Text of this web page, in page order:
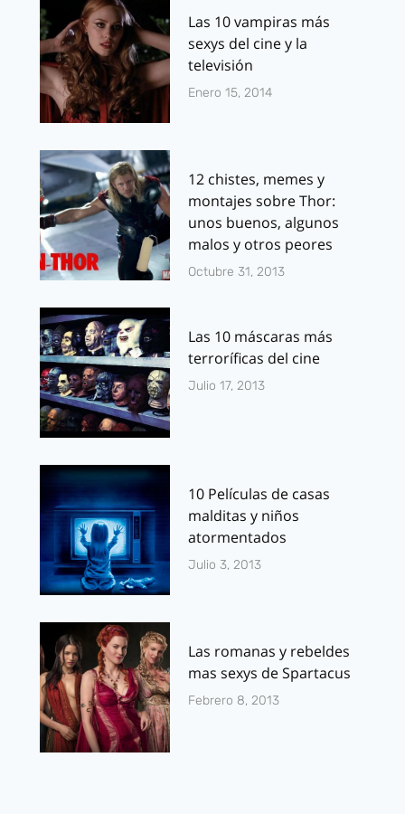
Las 10 vampiras más
sexys del cine y la
televisión
Enero 15, 2014
12 chistes, memes y
montajes sobre Thor:
unos buenos, algunos
malos y otros peores
Octubre 31, 2013
Las 10 máscaras más
terroríficas del cine
Julio 17, 2013
10 Películas de casas
malditas y niños
atormentados
Julio 3, 2013
Las romanas y rebeldes
mas sexys de Spartacus
Febrero 8, 2013